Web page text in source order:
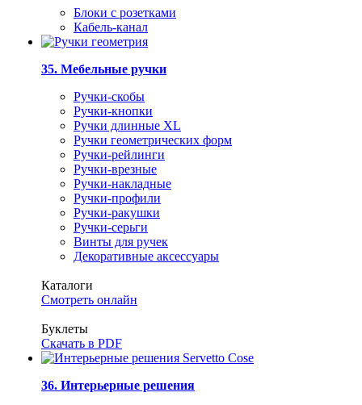
Блоки с розетками
Кабель-канал
35. Мебельные ручки
Ручки-скобы
Ручки-кнопки
Ручки длинные XL
Ручки геометрических форм
Ручки-рейлинги
Ручки-врезные
Ручки-накладные
Ручки-профили
Ручки-ракушки
Ручки-серьги
Винты для ручек
Декоративные аксессуары
Каталоги
Смотреть онлайн
Буклеты
Скачать в PDF
36. Интерьерные решения